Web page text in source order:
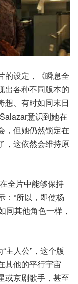
的设定，《瞬息全
出各种不同版本的
想、有时如同末日
意识到她在
，但她仍然锁定在
，这依然会维持原
全片中能够保持
：“所以，即使杨
同其他角色一样，
主人公”，这个版
其他的平行宇宙
或京剧歌手，甚至